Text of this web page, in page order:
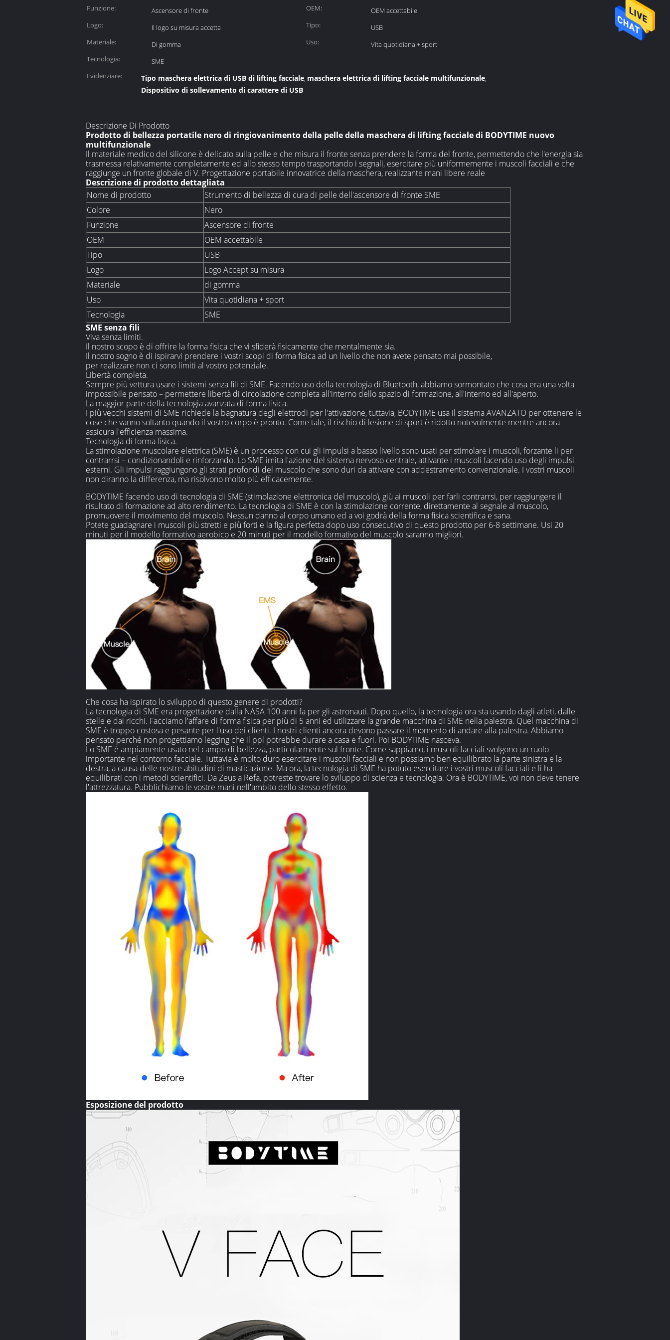
Funzione: Ascensore di fronte OEM:
OEM accettabile
Logo:
Il logo su misura accetta Tipo:
USB
Materiale:
Di gomma Uso:
Vita quotidiana + sport
Tecnologia:
SME
Evidenziare:
Tipo maschera elettrica di USB di lifting facciale, maschera elettrica di lifting facciale multifunzionale,
Dispositivo di sollevamento di carattere di USB
Descrizione Di Prodotto
Prodotto di bellezza portatile nero di ringiovanimento della pelle della maschera di lifting facciale di BODYTIME nuovo
multifunzionale
Il materiale medico del silicone è delicato sulla pelle e che misura il fronte senza prendere la forma del fronte, permettendo che l'energia sia
trasmessa relativamente completamente ed allo stesso tempo trasportando i segnali, esercitare più uniformemente i muscoli facciali e che
raggiunge un fronte globale di V. Progettazione portabile innovatrice della maschera, realizzante mani libere reale
Descrizione di prodotto dettagliata
Nome di prodotto
Strumento di bellezza di cura di pelle dell'ascensore di fronte SME
Colore
Nero
Funzione
Ascensore di fronte
OEM
OEM accettabile
Tipo
USB
Logo
Logo Accept su misura
Materiale
di gomma
Uso
Vita quotidiana + sport
Tecnologia
SME
SME senza fili
Viva senza limiti.
Il nostro scopo è di offrire la forma fisica che vi sfiderà fisicamente che mentalmente sia.
Il nostro sogno è di ispirarvi prendere i vostri scopi di forma fisica ad un livello che non avete pensato mai possibile,
per realizzare non ci sono limiti al vostro potenziale.
Libertà completa.
Sempre più vettura usare i sistemi senza fili di SME. Facendo uso della tecnologia di Bluetooth, abbiamo sormontato che cosa era una volta
impossibile pensato – permettere libertà di circolazione completa all'interno dello spazio di formazione, all'interno ed all'aperto.
La maggior parte della tecnologia avanzata di forma fisica.
I più vecchi sistemi di SME richiede la bagnatura degli elettrodi per l'attivazione, tuttavia, BODYTIME usa il sistema AVANZATO per ottenere le
cose che vanno soltanto quando il vostro corpo è pronto. Come tale, il rischio di lesione di sport è ridotto notevolmente mentre ancora
assicura l'efficienza massima.
Tecnologia di forma fisica.
La stimolazione muscolare elettrica (SME) è un processo con cui gli impulsi a basso livello sono usati per stimolare i muscoli, forzante li per
contrarrsi – condizionandoli e rinforzando. Lo SME imita l'azione del sistema nervoso centrale, attivante i muscoli facendo uso degli impulsi
esterni. Gli impulsi raggiungono gli strati profondi del muscolo che sono duri da attivare con addestramento convenzionale. I vostri muscoli
non diranno la differenza, ma risolvono molto più efficacemente.
BODYTIME facendo uso di tecnologia di SME (stimolazione elettronica del muscolo), giù ai muscoli per farli contrarrsi, per raggiungere il
risultato di formazione ad alto rendimento. La tecnologia di SME è con la stimolazione corrente, direttamente al segnale al muscolo,
promuovere il movimento del muscolo. Nessun danno al corpo umano ed a voi godrà della forma fisica scientifica e sana.
Potete guadagnare i muscoli più stretti e più forti e la figura perfetta dopo uso consecutivo di questo prodotto per 6-8 settimane. Usi 20
minuti per il modello formativo aerobico e 20 minuti per il modello formativo del muscolo saranno migliori.
Che cosa ha ispirato lo sviluppo di questo genere di prodotti?
La tecnologia di SME era progettazione dalla NASA 100 anni fa per gli astronauti. Dopo quello, la tecnologia ora sta usando dagli atleti, dalle
stelle e dai ricchi. Facciamo l'affare di forma fisica per più di 5 anni ed utilizzare la grande macchina di SME nella palestra. Quel macchina di
SME è troppo costosa e pesante per l'uso dei clienti. I nostri clienti ancora devono passare il momento di andare alla palestra. Abbiamo
pensato perché non progettiamo legging che il ppl potrebbe durare a casa e fuori. Poi BODYTIME nasceva.
Lo SME è ampiamente usato nel campo di bellezza, particolarmente sul fronte. Come sappiamo, i muscoli facciali svolgono un ruolo
importante nel contorno facciale. Tuttavia è molto duro esercitare i muscoli facciali e non possiamo ben equilibrato la parte sinistra e la
destra, a causa delle nostre abitudini di masticazione. Ma ora, la tecnologia di SME ha potuto esercitare i vostri muscoli facciali e li ha
equilibrati con i metodi scientifici. Da Zeus a Refa, potreste trovare lo sviluppo di scienza e tecnologia. Ora è BODYTIME, voi non deve tenere
l'attrezzatura. Pubblichiamo le vostre mani nell'ambito dello stesso effetto.
Esposizione del prodotto